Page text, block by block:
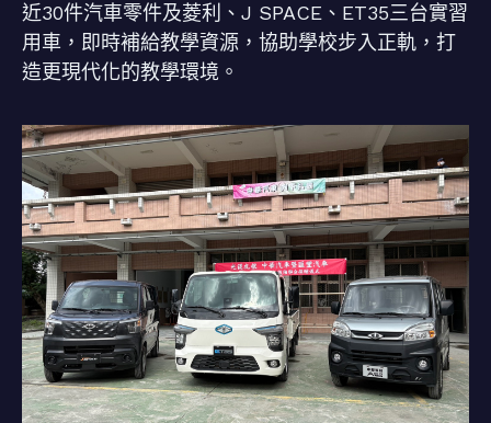
近30件汽車零件及菱利、J SPACE、ET35三台實習
用車，即時補給教學資源，協助學校步入正軌，打
造更現代化的教學環境。